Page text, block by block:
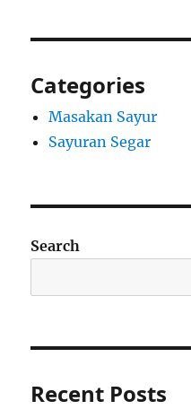
Categories
Masakan Sayur
Sayuran Segar
Search
Recent Posts